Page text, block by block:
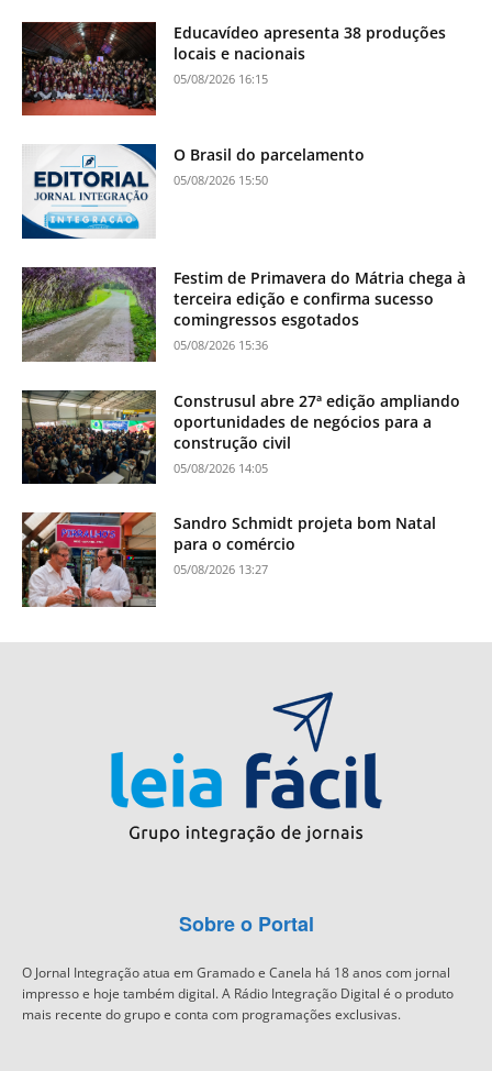
Educavídeo apresenta 38 produções
locais e nacionais
05/08/2026 16:15
O Brasil do parcelamento
05/08/2026 15:50
Festim de Primavera do Mátria chega à
terceira edição e confirma sucesso
comingressos esgotados
05/08/2026 15:36
Construsul abre 27ª edição ampliando
oportunidades de negócios para a
construção civil
05/08/2026 14:05
Sandro Schmidt projeta bom Natal
para o comércio
05/08/2026 13:27
Sobre o Portal
O Jornal Integração atua em Gramado e Canela há 18 anos com jornal
impresso e hoje também digital. A Rádio Integração Digital é o produto
mais recente do grupo e conta com programações exclusivas.